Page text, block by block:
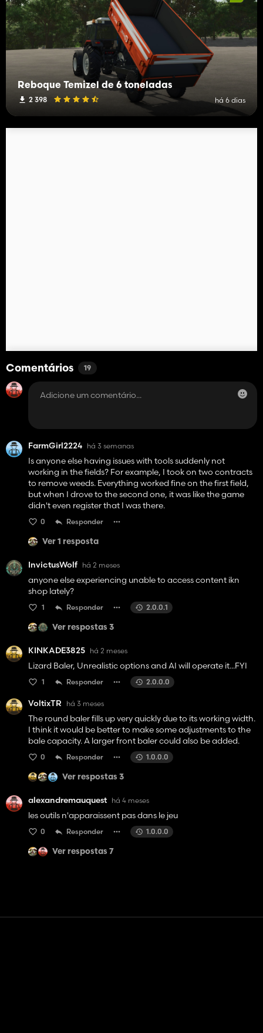
Reboque Temizel de 6 toneladas
2 398 há 6 dias
Comentários 19
FarmGirl2224 há 3 semanas
Is anyone else having issues with tools suddenly not
working in the fields? For example, I took on two contracts
to remove weeds. Everything worked fine on the first field,
but when I drove to the second one, it was like the game
didn't even register that I was there.
0 Responder
Ver 1 resposta
InvictusWolf há 2 meses
anyone else experiencing unable to access content ikn
shop lately?
1 Responder 2.0.0.1
Ver respostas 3
KINKADE3825 há 2 meses
Lizard Baler, Unrealistic options and AI will operate it...FYI
1 Responder 2.0.0.0
VoltixTR há 3 meses
The round baler fills up very quickly due to its working width.
I think it would be better to make some adjustments to the
bale capacity. A larger front baler could also be added.
0 Responder 1.0.0.0
Ver respostas 3
alexandremauquest há 4 meses
les outils n'apparaissent pas dans le jeu
0 Responder 1.0.0.0
Ver respostas 7